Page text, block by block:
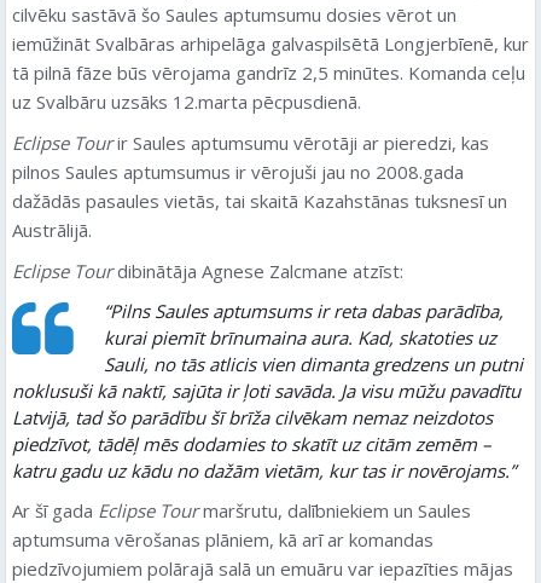
cilvēku sastāvā šo Saules aptumsumu dosies vērot un
iemūžināt Svalbāras arhipelāga galvaspilsētā Longjerbīenē, kur
tā pilnā fāze būs vērojama gandrīz 2,5 minūtes. Komanda ceļu
uz Svalbāru uzsāks 12.marta pēcpusdienā.
Eclipse Tourir Saules aptumsumu vērotāji ar pieredzi, kas
pilnos Saules aptumsumus ir vērojuši jau no 2008.gada
dažādās pasaules vietās, tai skaitā Kazahstānas tuksnesī un
Austrālijā.
Eclipse Tourdibinātāja Agnese Zalcmane atzīst:
“Pilns Saules aptumsums ir reta dabas parādība,
kurai piemīt brīnumaina aura. Kad, skatoties uz
Sauli, no tās atlicis vien dimanta gredzens un putni
noklusuši kā naktī, sajūta ir ļoti savāda. Ja visu mūžu pavadītu
Latvijā, tad šo parādību šī brīža cilvēkam nemaz neizdotos
piedzīvot, tādēļ mēs dodamies to skatīt uz citām zemēm –
katru gadu uz kādu no dažām vietām, kur tas ir novērojams.”
Ar šī gada Eclipse Tourmaršrutu, dalībniekiem un Saules
aptumsuma vērošanas plāniem, kā arī ar komandas
piedzīvojumiem polārajā salā un emuāru var iepazīties mājas